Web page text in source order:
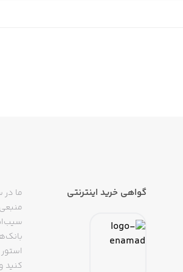
گواهی خرید اینترنتی
ما در